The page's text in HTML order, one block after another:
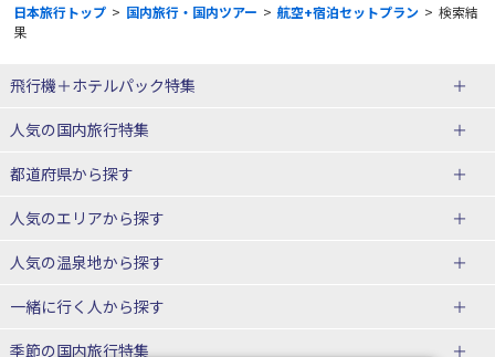
日本旅行トップ > 国内旅行・国内ツアー > 航空+宿泊セットプラン > 検索結
果
飛行機＋ホテルパック特集
赤い風船ダイナミックパッケージ
ＪＡＬで行く飛行機+ホテルパック
人気の国内旅行特集
東京ディズニーリゾート®への旅
ユニバーサル・スタジオ・ジャパ
都道府県から探す
北海道旅行・ツアー
東北
青森旅行・ツアー
人気のエリアから探す
函館旅行
人気の温泉地から探す
北海道
湯の川温泉(北海道)
一緒に行く人から探す
一人旅 国内版
季節の国内旅行特集